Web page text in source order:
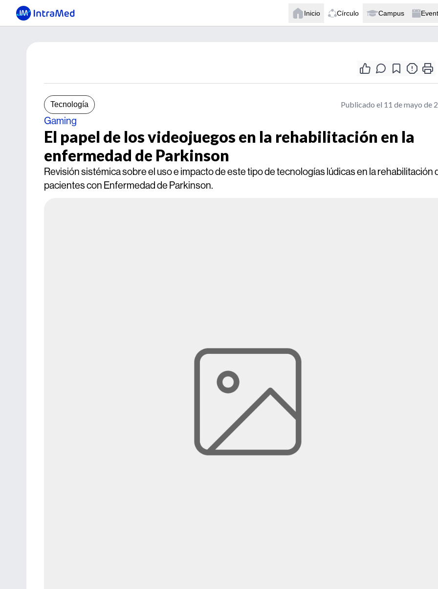
Inicio Círculo Campus
Tecnología Publicado el 11 de mayo de
Gaming
El papel de los videojuegos en la rehabilitación en la
enfermedad de Parkinson
Revisión sistémica sobre el uso e impacto de este tipo de tecnologías lúdicas en la rehabilitación
pacientes con Enfermedad de Parkinson.